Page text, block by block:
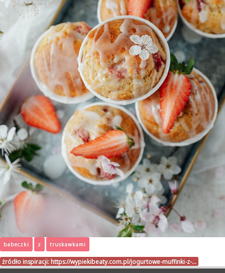
babeczki z truskawkami
źródło inspiracji: https://wypiekibeaty.com.pl/jogurtowe-muffinki-z-…